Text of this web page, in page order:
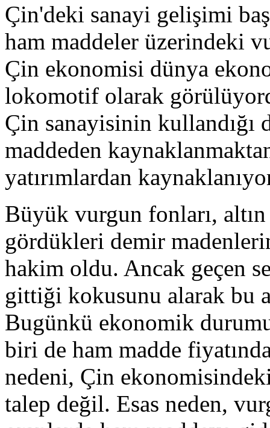
Çin'deki sanayi gelişimi
ham maddeler üzerindeki
Çin ekonomisi dünya
lokomotif olarak
Çin sanayisinin kullandığı
maddeden
yatırımlardan
Büyük vurgun fonları,
gördükleri demir
hakim oldu. Ancak geçen
gittiği kokusunu alarak bu
Bugünkü ekonomik
biri de ham madde
nedeni, Çin
talep değil. Esas neden,